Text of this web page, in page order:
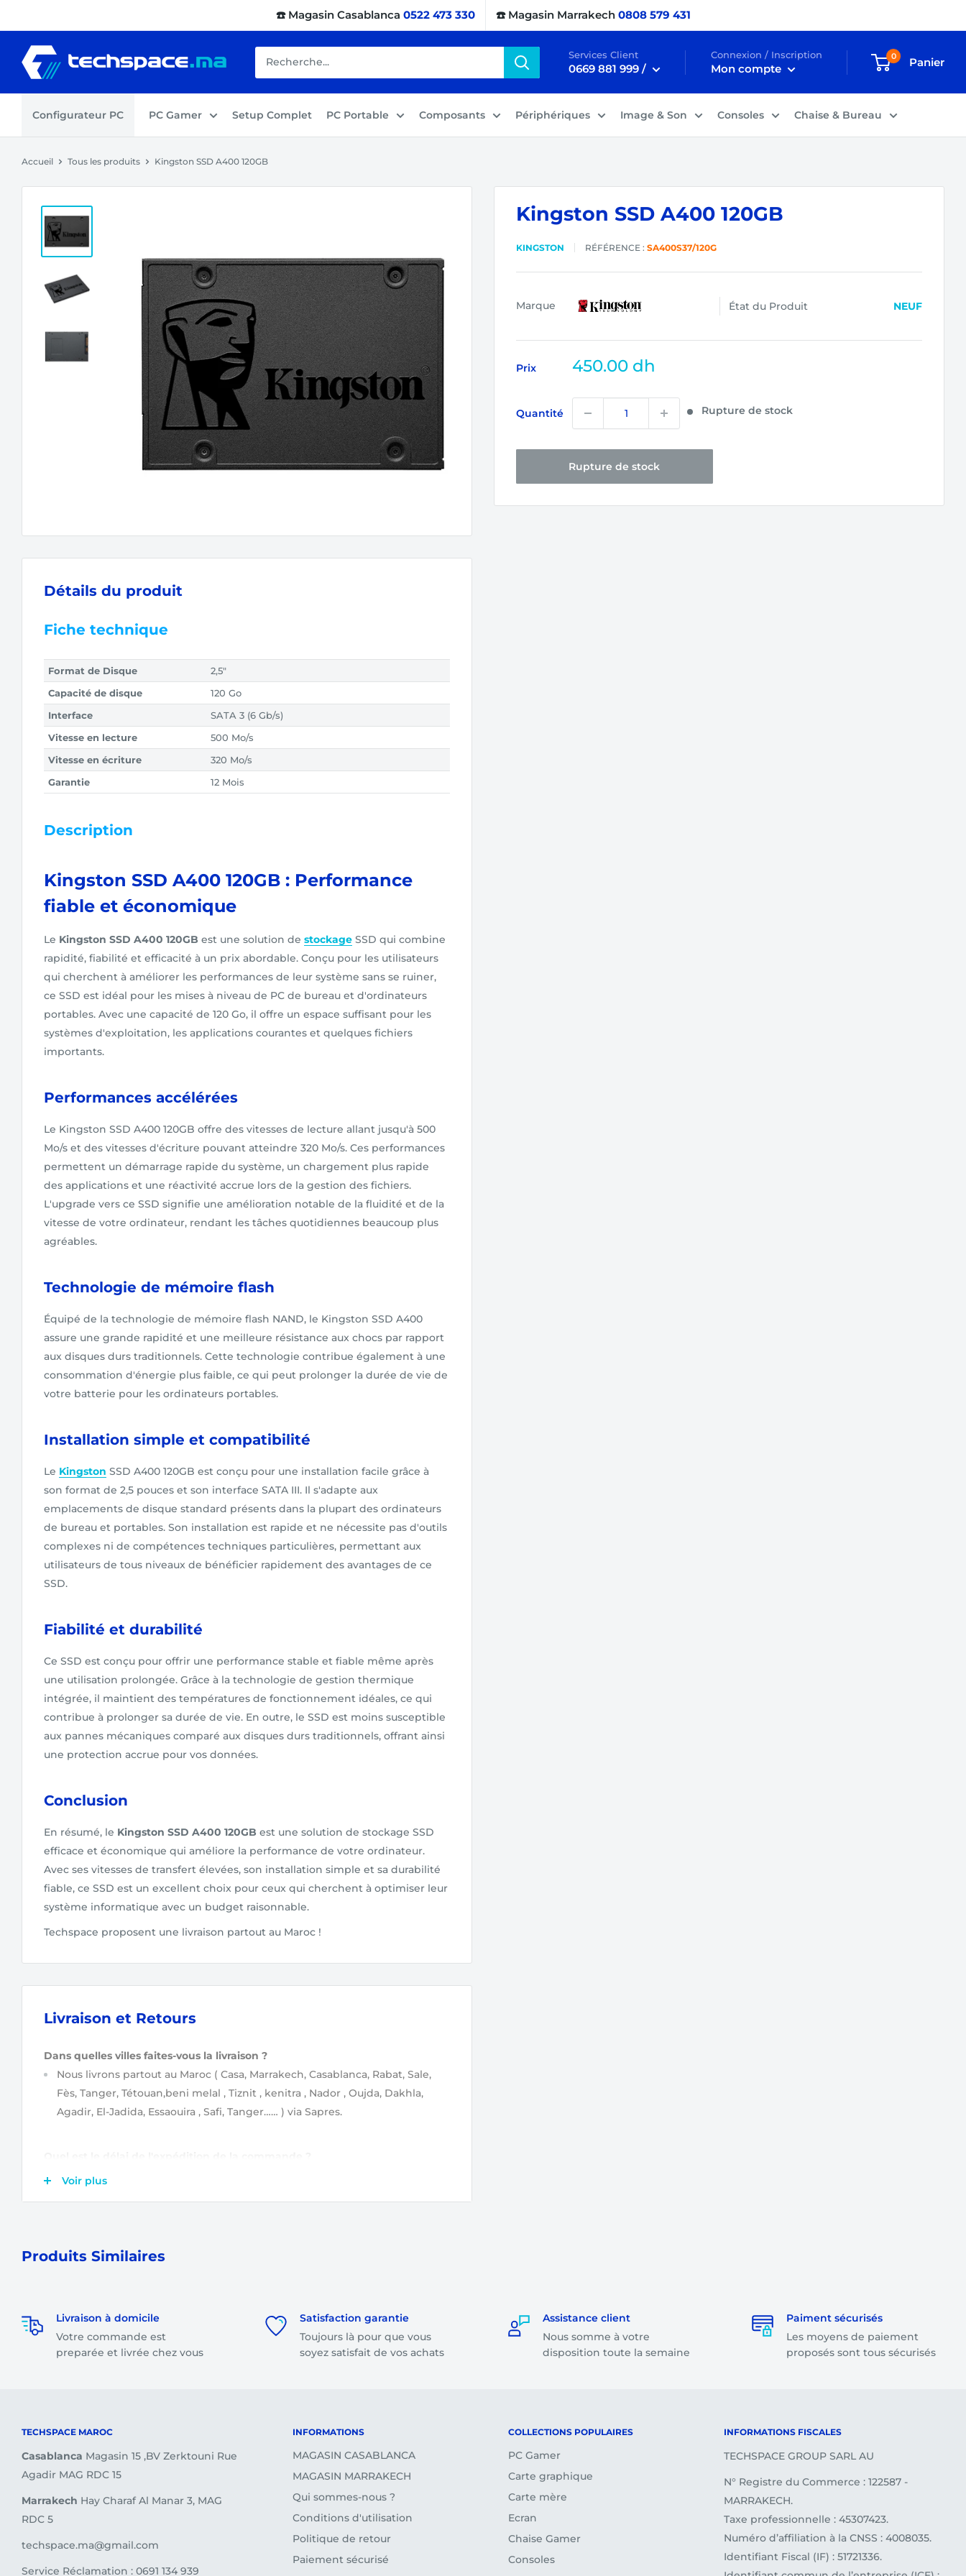
au
contenu
☎️ Magasin Casablanca 0522 473 330 ☎️ Magasin Marrakech 0808 579 431
Techspace.ma Services Client
0669 881 999 /
Connexion / Inscription
Mon compte
0 Panier
Configurateur PC PC Gamer Setup Complet PC Portable Composants Périphériques Image & Son Consoles Chaise & Bureau
Accueil Tous les produits Kingston SSD A400 120GB
Kingston SSD A400 120GB
KINGSTON RÉFÉRENCE : SA400S37/120G
Marque État du Produit NEUF
Prix
Prix
450.00 dh
Quantité Rupture de stock
Rupture de stock
Détails du produit
Fiche technique
Format de Disque
2,5"
Capacité de disque
120 Go
Interface
SATA 3 (6 Gb/s)
Vitesse en lecture
500 Mo/s
Vitesse en écriture
320 Mo/s
Garantie
12 Mois
Description
Kingston SSD A400 120GB : Performance
fiable et économique
Le Kingston SSD A400 120GB est une solution de stockage SSD qui combine
rapidité, fiabilité et efficacité à un prix abordable. Conçu pour les utilisateurs
qui cherchent à améliorer les performances de leur système sans se ruiner,
ce SSD est idéal pour les mises à niveau de PC de bureau et d'ordinateurs
portables. Avec une capacité de 120 Go, il offre un espace suffisant pour les
systèmes d'exploitation, les applications courantes et quelques fichiers
importants.
Performances accélérées
Le Kingston SSD A400 120GB offre des vitesses de lecture allant jusqu'à 500
Mo/s et des vitesses d'écriture pouvant atteindre 320 Mo/s. Ces performances
permettent un démarrage rapide du système, un chargement plus rapide
des applications et une réactivité accrue lors de la gestion des fichiers.
L'upgrade vers ce SSD signifie une amélioration notable de la fluidité et de la
vitesse de votre ordinateur, rendant les tâches quotidiennes beaucoup plus
agréables.
Technologie de mémoire flash
Équipé de la technologie de mémoire flash NAND, le Kingston SSD A400
assure une grande rapidité et une meilleure résistance aux chocs par rapport
aux disques durs traditionnels. Cette technologie contribue également à une
consommation d'énergie plus faible, ce qui peut prolonger la durée de vie de
votre batterie pour les ordinateurs portables.
Installation simple et compatibilité
Le Kingston SSD A400 120GB est conçu pour une installation facile grâce à
son format de 2,5 pouces et son interface SATA III. Il s'adapte aux
emplacements de disque standard présents dans la plupart des ordinateurs
de bureau et portables. Son installation est rapide et ne nécessite pas d'outils
complexes ni de compétences techniques particulières, permettant aux
utilisateurs de tous niveaux de bénéficier rapidement des avantages de ce
SSD.
Fiabilité et durabilité
Ce SSD est conçu pour offrir une performance stable et fiable même après
une utilisation prolongée. Grâce à la technologie de gestion thermique
intégrée, il maintient des températures de fonctionnement idéales, ce qui
contribue à prolonger sa durée de vie. En outre, le SSD est moins susceptible
aux pannes mécaniques comparé aux disques durs traditionnels, offrant ainsi
une protection accrue pour vos données.
Conclusion
En résumé, le Kingston SSD A400 120GB est une solution de stockage SSD
efficace et économique qui améliore la performance de votre ordinateur.
Avec ses vitesses de transfert élevées, son installation simple et sa durabilité
fiable, ce SSD est un excellent choix pour ceux qui cherchent à optimiser leur
système informatique avec un budget raisonnable.
Techspace proposent une livraison partout au Maroc !
Livraison et Retours
Dans quelles villes faites-vous la livraison ?
Nous livrons partout au Maroc ( Casa, Marrakech, Casablanca, Rabat, Sale,
Fès, Tanger, Tétouan,beni melal , Tiznit , kenitra , Nador , Oujda, Dakhla,
Agadir, El-Jadida, Essaouira , Safi, Tanger…… ) via Sapres.
Après validation de votre commande
total dépasse 1500 dirhams.
Les frais de livraison sont à partir de
35 dirhamsselon le montant total de
votre commande.
Voir plus
Produits Similaires
Livraison à domicile
Votre commande est
preparée et livrée chez vous
Satisfaction garantie
Toujours là pour que vous
soyez satisfait de vos achats
Assistance client
Nous somme à votre
disposition toute la semaine
Paiment sécurisés
Les moyens de paiement
proposés sont tous sécurisés
TECHSPACE MAROC
Casablanca Magasin 15 ,BV Zerktouni Rue
Agadir MAG RDC 15
Marrakech Hay Charaf Al Manar 3, MAG
RDC 5
techspace.ma@gmail.com
Service Réclamation : 0691 134 939
INFORMATIONS
MAGASIN CASABLANCA
MAGASIN MARRAKECH
Qui sommes-nous ?
Conditions d'utilisation
Politique de retour
Paiement sécurisé
COLLECTIONS POPULAIRES
PC Gamer
Carte graphique
Carte mère
Ecran
Chaise Gamer
Consoles
INFORMATIONS FISCALES
TECHSPACE GROUP SARL AU
N° Registre du Commerce : 122587 -
MARRAKECH.
Taxe professionnelle : 45307423.
Numéro d’affiliation à la CNSS : 4008035.
Identifiant Fiscal (IF) : 51721336.